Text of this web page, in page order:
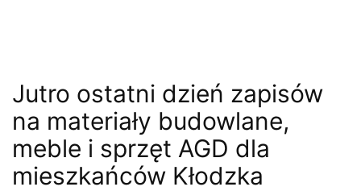
Jutro ostatni dzień zapisów
na materiały budowlane,
meble i sprzęt AGD dla
mieszkańców Kłodzka